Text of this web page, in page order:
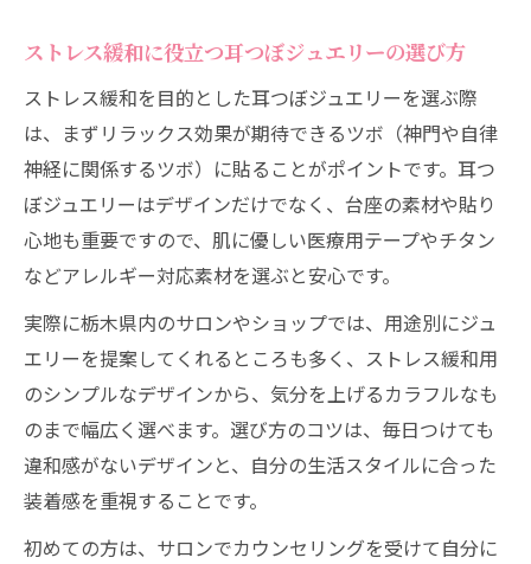
ストレス緩和に役立つ耳つぼジュエリーの選び方
ストレス緩和を目的とした耳つぼジュエリーを選ぶ際
は、まずリラックス効果が期待できるツボ（神門や自律
神経に関係するツボ）に貼ることがポイントです。耳つ
ぼジュエリーはデザインだけでなく、台座の素材や貼り
心地も重要ですので、肌に優しい医療用テープやチタン
などアレルギー対応素材を選ぶと安心です。
実際に栃木県内のサロンやショップでは、用途別にジュ
エリーを提案してくれるところも多く、ストレス緩和用
のシンプルなデザインから、気分を上げるカラフルなも
のまで幅広く選べます。選び方のコツは、毎日つけても
違和感がないデザインと、自分の生活スタイルに合った
装着感を重視することです。
初めての方は、サロンでカウンセリングを受けて自分に